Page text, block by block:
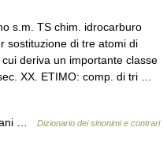
s.m. TS chim. idrocarburo
sostituzione di tre atomi di
deriva un importante classe
XX. ETIMO: comp. di tri …
… Dizionario dei sinonimi e contrari